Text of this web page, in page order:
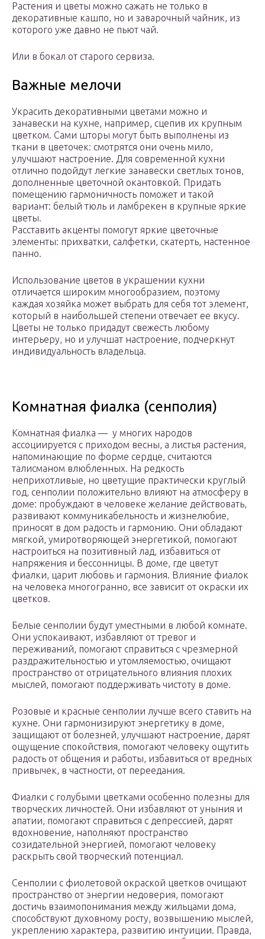
Растения и цветы можно сажать не только в
декоративные кашпо, но и заварочный чайник, из
которого уже давно не пьют чай.
Или в бокал от старого сервиза.
Важные мелочи
Украсить декоративными цветами можно и
занавески на кухне, например, сцепив их крупным
цветком. Сами шторы могут быть выполнены из
ткани в цветочек: смотрятся они очень мило,
улучшают настроение. Для современной кухни
отлично подойдут легкие занавески светлых тонов,
дополненные цветочной окантовкой. Придать
помещению гармоничность поможет и такой
вариант: белый тюль и ламбрекен в крупные яркие
цветы.
Расставить акценты помогут яркие цветочные
элементы: прихватки, салфетки, скатерть, настенное
панно.
Использование цветов в украшении кухни
отличается широким многообразием, поэтому
каждая хозяйка может выбрать для себя тот элемент,
который в наибольшей степени отвечает ее вкусу.
Цветы не только придадут свежесть любому
интерьеру, но и улучшат настроение, подчеркнут
индивидуальность владельца.
Комнатная фиалка (сенполия)
Комнатная фиалка — у многих народов
ассоциируется с приходом весны, а листья растения,
напоминающие по форме сердце, считаются
талисманом влюбленных. На редкость
неприхотливые, но цветущие практически круглый
год, сенполии положительно влияют на атмосферу в
доме: пробуждают в человеке желание действовать,
развивают коммуникабельность и жизнелюбие,
приносят в дом радость и гармонию. Они обладают
мягкой, умиротворяющей энергетикой, помогают
настроиться на позитивный лад, избавиться от
напряжения и бессонницы. В доме, где цветут
фиалки, царит любовь и гармония. Влияние фиалок
на человека многогранно, все зависит от окраски их
цветков.
Белые сенполии будут уместными в любой комнате.
Они успокаивают, избавляют от тревог и
переживаний, помогают справиться с чрезмерной
раздражительностью и утомляемостью, очищают
пространство от отрицательного влияния плохих
мыслей, помогают поддерживать чистоту в доме.
Розовые и красные сенполии лучше всего ставить на
кухне. Они гармонизируют энергетику в доме,
защищают от болезней, улучшают настроение, дарят
ощущение спокойствия, помогают человеку ощутить
радость от общения и работы, избавиться от вредных
привычек, в частности, от переедания.
Фиалки с голубыми цветками особенно полезны для
творческих личностей. Они избавляют от уныния и
апатии, помогают справиться с депрессией, дарят
вдохновение, наполняют пространство
созидательной энергией, помогают человеку
раскрыть свой творческий потенциал.
Сенполии с фиолетовой окраской цветков очищают
пространство от энергии недоверия, помогают
достичь взаимопонимания между жильцами дома,
способствуют духовному росту, возвышению мыслей,
укреплению характера, развитию интуиции. Правда,